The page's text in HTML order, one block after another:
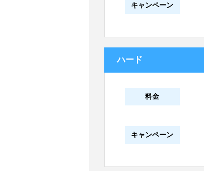
キャンペーン
ハード
料金
キャンペーン